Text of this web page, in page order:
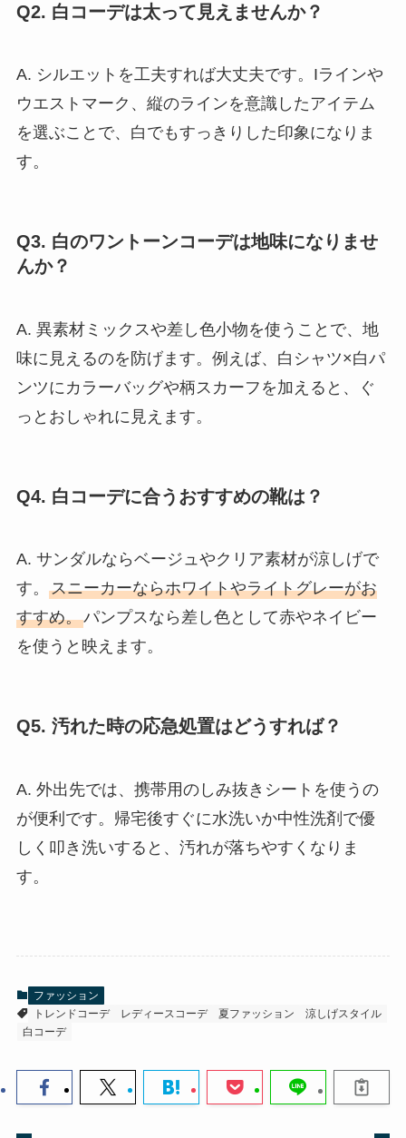
Q2. 白コーデは太って見えませんか？
A. シルエットを工夫すれば大丈夫です。Iラインや
ウエストマーク、縦のラインを意識したアイテム
を選ぶことで、白でもすっきりした印象になりま
す。
Q3. 白のワントーンコーデは地味になりませ
んか？
A. 異素材ミックスや差し色小物を使うことで、地
味に見えるのを防げます。例えば、白シャツ×白パ
ンツにカラーバッグや柄スカーフを加えると、ぐ
っとおしゃれに見えます。
Q4. 白コーデに合うおすすめの靴は？
A. サンダルならベージュやクリア素材が涼しげで
す。 スニーカーならホワイトやライトグレーがお
すすめ。パンプスなら差し色として赤やネイビー
を使うと映えます。
Q5. 汚れた時の応急処置はどうすれば？
A. 外出先では、携帯用のしみ抜きシートを使うの
が便利です。帰宅後すぐに水洗いか中性洗剤で優
しく叩き洗いすると、汚れが落ちやすくなりま
す。
ファッション
トレンドコーデ
レディースコーデ 夏ファッション
涼しげスタイル
白コーデ